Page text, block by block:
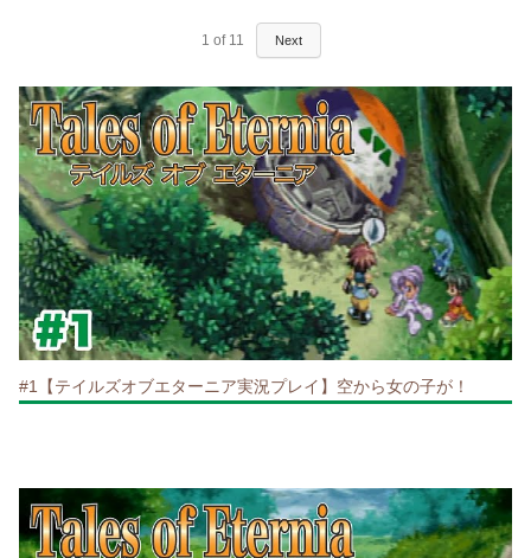
1 of 11 Next
#1【テイルズオブエターニア実況プレイ】空から女の子が！